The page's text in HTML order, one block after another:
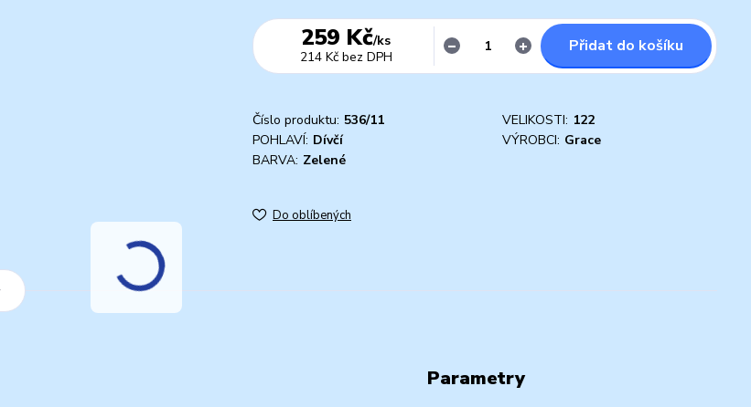
259 Kč/ks
214 Kč bez DPH
Přidat do košíku
Číslo produktu: 536/11 VELIKOSTI: 122
POHLAVÍ: Dívčí VÝROBCI: Grace
BARVA: Zelené
Do oblíbených
Parametry